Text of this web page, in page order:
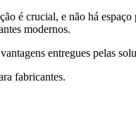
é crucial, e não há
modernos.
entregues pelas
fabricantes.